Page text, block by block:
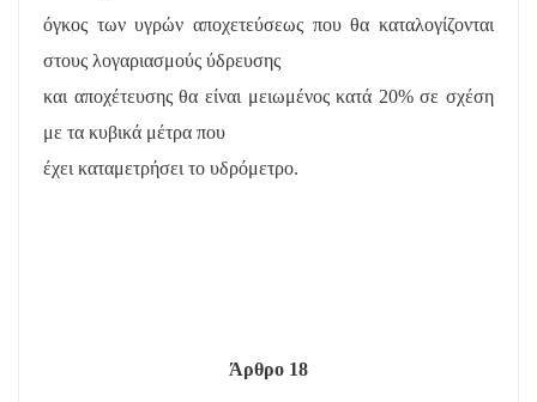
όγκος των υγρών αποχετεύσεως που θα καταλογίζονται
στους λογαριασμούς ύδρευσης
και αποχέτευσης θα είναι μειωμένος κατά 20% σε σχέση
με τα κυβικά μέτρα που
έχει καταμετρήσει το υδρόμετρο.
Άρθρο 18